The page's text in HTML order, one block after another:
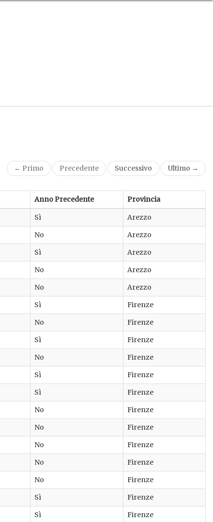
← Primo Precedente Successivo Ultimo →
Anno Precedente Provincia
Sì
Arezzo
No
Arezzo
Sì
Arezzo
No
Arezzo
No
Arezzo
Sì
Firenze
No
Firenze
Sì
Firenze
No
Firenze
Sì
Firenze
Sì
Firenze
No
Firenze
No
Firenze
No
Firenze
No
Firenze
No
Firenze
Sì
Firenze
Sì
Firenze